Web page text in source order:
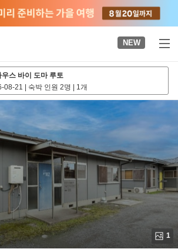
NEW
스 바이 도마 루토
08-21 | 숙박 인원 2명 | 1개
1